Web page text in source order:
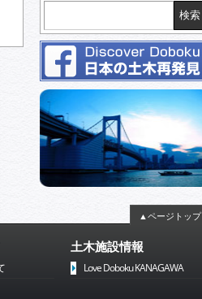
検索
▲ページトップ
土木施設情報
Love Doboku KANAGAWA